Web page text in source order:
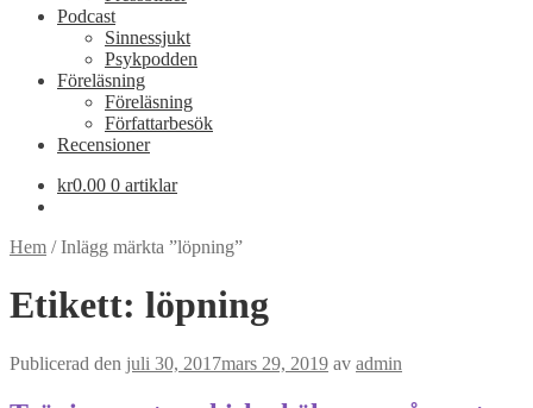
Podcast
Sinnessjukt
Psykpodden
Föreläsning
Föreläsning
Författarbesök
Recensioner
kr0.00 0 artiklar
Hem /Inlägg märkta ”löpning”
Etikett: löpning
Publicerad den juli 30, 2017mars 29, 2019 av admin